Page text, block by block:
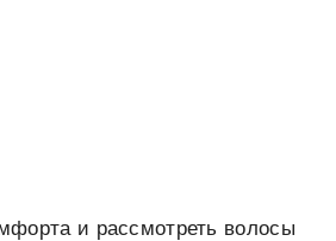
и рассмотреть волосы